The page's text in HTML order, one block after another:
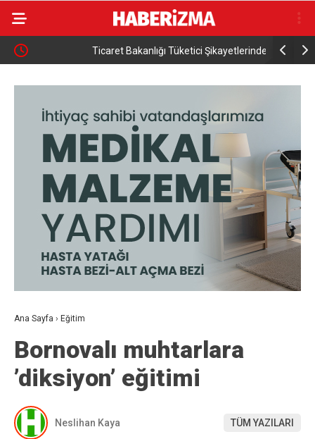
Ticaret Bakanlığı Tüketici Şikayetlerinde Süreyi Yalova
Ana Sayfa › Eğitim
Bornovalı muhtarlara
’diksiyon’ eğitimi
Neslihan Kaya TÜM YAZILARI